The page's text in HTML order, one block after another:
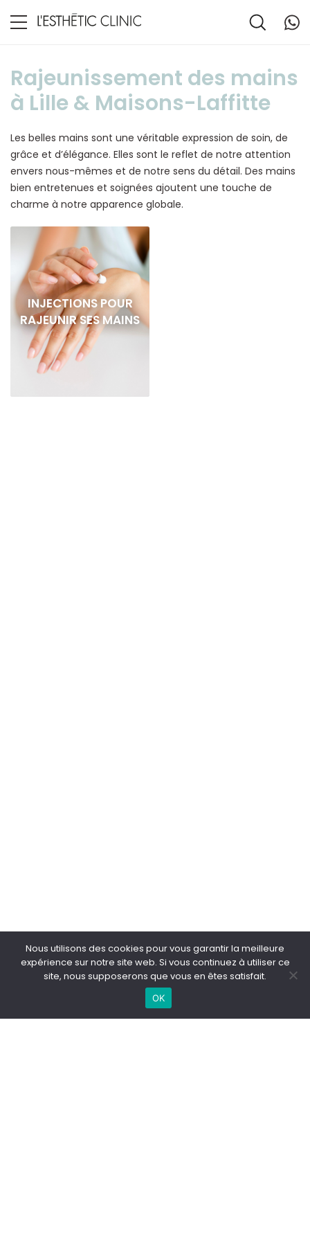
Rajeunissement des mains
à Lille & Maisons-Laffitte
Les belles mains sont une véritable expression de soin, de
grâce et d’élégance. Elles sont le reflet de notre attention
envers nous-mêmes et de notre sens du détail. Des mains
bien entretenues et soignées ajoutent une touche de
charme à notre apparence globale.
INJECTIONS POUR
RAJEUNIR SES MAINS
Accueil / Besoins /
Rajeunissement des mains à Lille & Maisons-
Laffitte
Besoins
Nous utilisons des cookies pour vous garantir la meilleure
expérience sur notre site web. Si vous continuez à utiliser ce
site, nous supposerons que vous en êtes satisfait.
OK